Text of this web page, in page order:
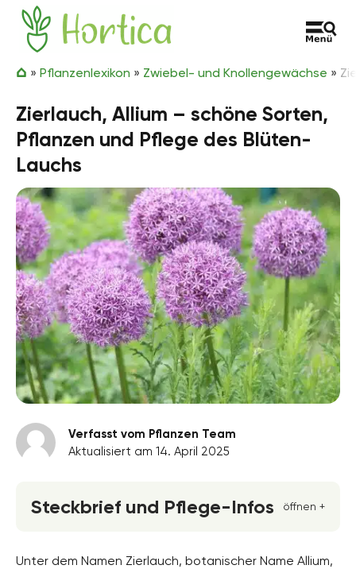
Zum Inhalt springen
Hortica
» Pflanzenlexikon » Zwiebel- und Knollengewächse »
Zierlauch, Allium – schöne Sorten,
Pflanzen und Pflege des Blüten-
Lauchs
Verfasst vom Pflanzen Team
Aktualisiert am 14. April 2025
Steckbrief und Pflege-Infos öffnen +
gelb, violett, weiss
Unter dem Namen Zierlauch, botanischer Name Allium,